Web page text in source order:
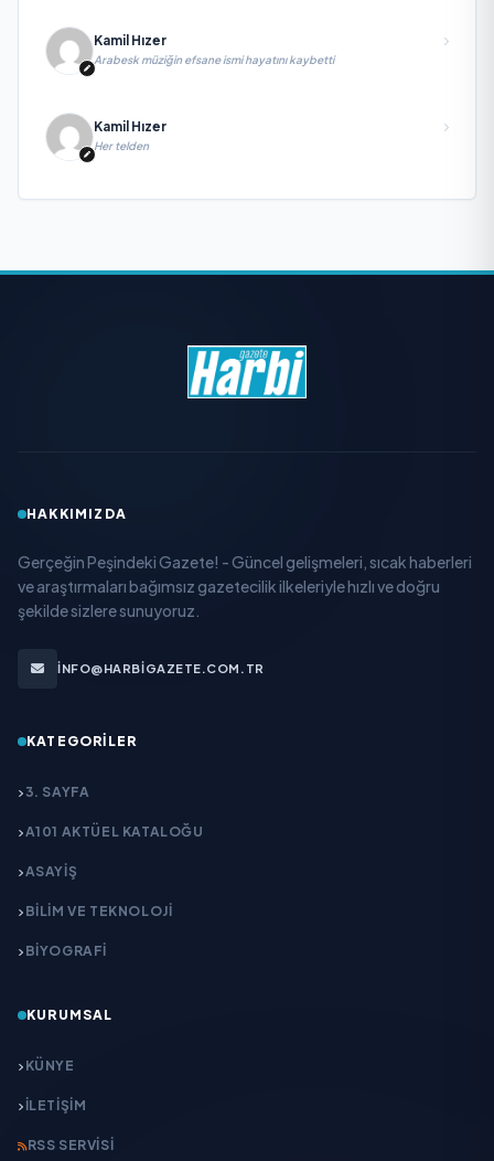
Kamil Hızer
Arabesk müziğin efsane ismi hayatını kaybetti
Kamil Hızer
Her telden
HAKKIMIZDA
Gerçeğin Peşindeki Gazete! - Güncel gelişmeleri, sıcak haberleri
ve araştırmaları bağımsız gazetecilik ilkeleriyle hızlı ve doğru
şekilde sizlere sunuyoruz.
INFO@HARBIGAZETE.COM.TR
KATEGORILER
3. SAYFA
A101 AKTÜEL KATALOĞU
ASAYİŞ
BİLİM VE TEKNOLOJİ
BİYOGRAFİ
KURUMSAL
KÜNYE
İLETIŞIM
RSS SERVISI